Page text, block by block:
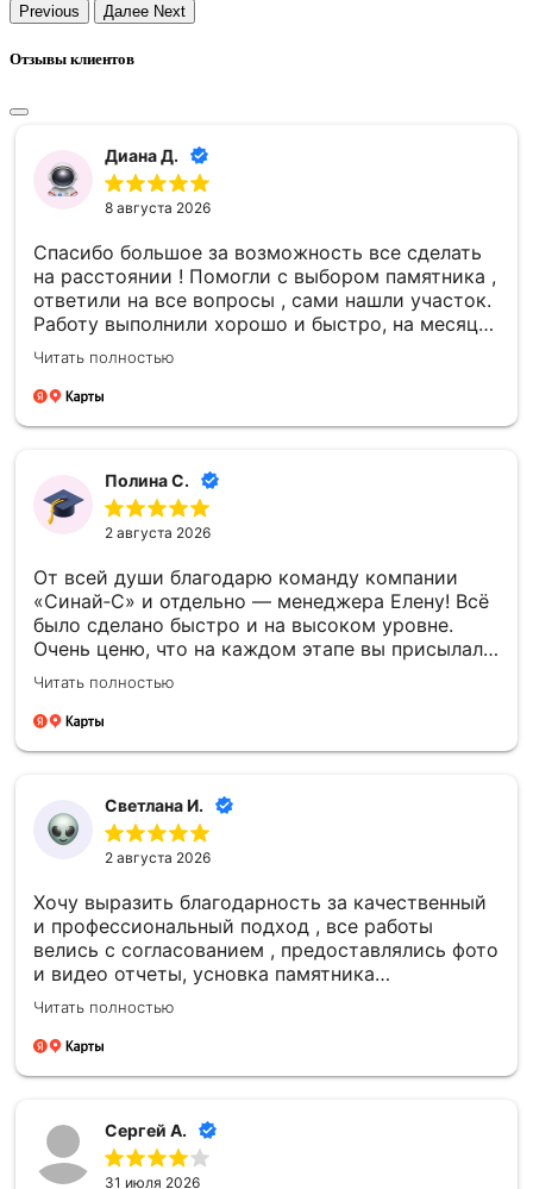
Previous Далее Next
Отзывы клиентов
Диана Д.
8 августа 2026
Спасибо большое за возможность все сделать
на расстоянии ! Помогли с выбором памятника ,
ответили на все вопросы , сами нашли участок.
Работу выполнили хорошо и быстро, на месяц
раньше даты в договоре. Ничего не навязывали
, сумма НЕ увеличилась в итоге - все честно.
Читать полностью
Полина С.
2 августа 2026
От всей души благодарю команду компании
«Синай‑С» и отдельно — менеджера Елену! Всё
было сделано быстро и на высоком уровне.
Очень ценю, что на каждом этапе вы присылали
фото- и видеоотчёты — это давало уверенность
и спокойствие. Отдельно спасибо за то, что
успели установить памятник к памятной
«Синай‑С» за чуткость, профессионализм и
проделанную работу! 🙏
Читать полностью
Светлана И.
2 августа 2026
Хочу выразить благодарность за качественный
и профессиональный подход , все работы
велись с согласованием , предоставлялись фото
и видео отчеты, усновка памятника
качественная , большое спасибо компании
Читать полностью
Сергей А.
31 июля 2026